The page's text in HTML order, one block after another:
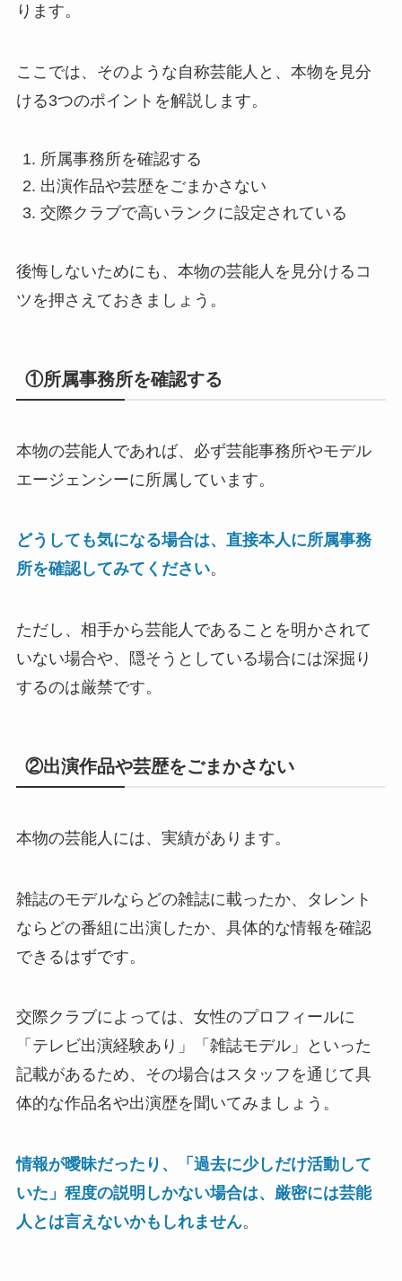
ります。
ここでは、そのような自称芸能人と、本物を見分
ける3つのポイントを解説します。
所属事務所を確認する
出演作品や芸歴をごまかさない
交際クラブで高いランクに設定されている
後悔しないためにも、本物の芸能人を見分けるコ
ツを押さえておきましょう。
①所属事務所を確認する
本物の芸能人であれば、必ず芸能事務所やモデル
エージェンシーに所属しています。
どうしても気になる場合は、直接本人に所属事務
所を確認してみてください。
ただし、相手から芸能人であることを明かされて
いない場合や、隠そうとしている場合には深掘り
するのは厳禁です。
②出演作品や芸歴をごまかさない
本物の芸能人には、実績があります。
雑誌のモデルならどの雑誌に載ったか、タレント
ならどの番組に出演したか、具体的な情報を確認
できるはずです。
交際クラブによっては、女性のプロフィールに
「テレビ出演経験あり」「雑誌モデル」といった
記載があるため、その場合はスタッフを通じて具
体的な作品名や出演歴を聞いてみましょう。
情報が曖昧だったり、「過去に少しだけ活動して
いた」程度の説明しかない場合は、厳密には芸能
人とは言えないかもしれません。